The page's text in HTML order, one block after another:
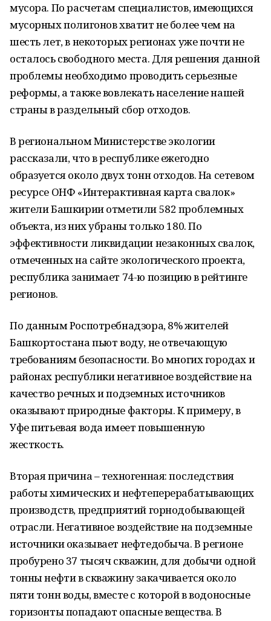
мусора. По расчетам специалистов, имеющихся
мусорных полигонов хватит не более чем на
шесть лет, в некоторых регионах уже почти не
осталось свободного места. Для решения данной
проблемы необходимо проводить серьезные
реформы, а также вовлекать население нашей
страны в раздельный сбор отходов.
В региональном Министерстве экологии
рассказали, что в республике ежегодно
образуется около двух тонн отходов. На сетевом
ресурсе ОНФ «Интерактивная карта свалок»
жители Башкирии отметили 582 проблемных
объекта, из них убраны только 180. По
эффективности ликвидации незаконных свалок,
отмеченных на сайте экологического проекта,
республика занимает 74-ю позицию в рейтинге
регионов.
По данным Роспотребнадзора, 8% жителей
Башкортостана пьют воду, не отвечающую
требованиям безопасности. Во многих городах и
районах республики негативное воздействие на
качество речных и подземных источников
оказывают природные факторы. К примеру, в
Уфе питьевая вода имеет повышенную
жесткость.
Вторая причина – техногенная: последствия
работы химических и нефтеперерабатывающих
производств, предприятий горнодобывающей
отрасли. Негативное воздействие на подземные
источники оказывает нефтедобыча. В регионе
пробурено 37 тысяч скважин, для добычи одной
тонны нефти в скважину закачивается около
пяти тонн воды, вместе с которой в водоносные
горизонты попадают опасные вещества. В